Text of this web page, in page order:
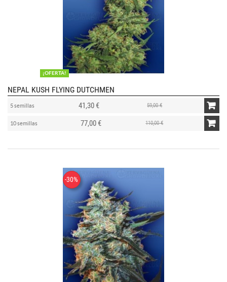
¡OFERTA!
NEPAL KUSH FLYING DUTCHMEN
5 semillas 41,30 € 59,00 €
10 semillas 77,00 € 110,00 €
-30%